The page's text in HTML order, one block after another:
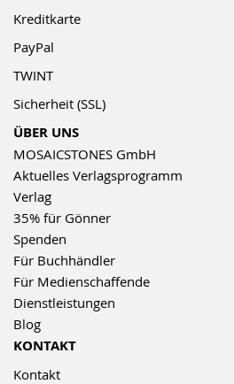
Kreditkarte
PayPal
TWINT
Sicherheit (SSL)
ÜBER UNS
MOSAICSTONES GmbH
Aktuelles Verlagsprogramm
Verlag
35% für Gönner
Spenden
Für Buchhändler
Für Medienschaffende
Dienstleistungen
Blog
KONTAKT
Kontakt